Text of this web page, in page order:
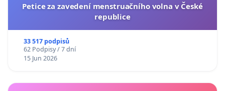
Petice za zavedení menstruačního volna v České
republice
33 517 podpisů
62 Podpisy / 7 dní
15 Jun 2026